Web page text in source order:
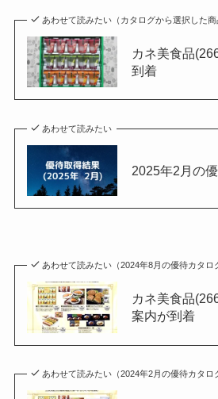
あわせて読みたい（カタログから選択した商
カネ美食品
到着
あわせて読みたい
2025年2月の
あわせて読みたい（2024年8月の優待カタロ
カネ美食品
案内が到着
あわせて読みたい（2024年2月の優待カタロ